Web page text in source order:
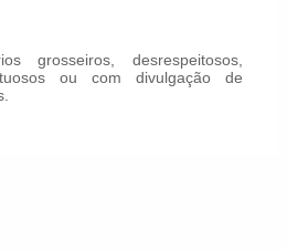
grosseiros, desrespeitosos,
ou com divulgação de